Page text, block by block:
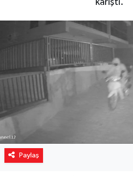
Paylaş
Resmi ilanlar